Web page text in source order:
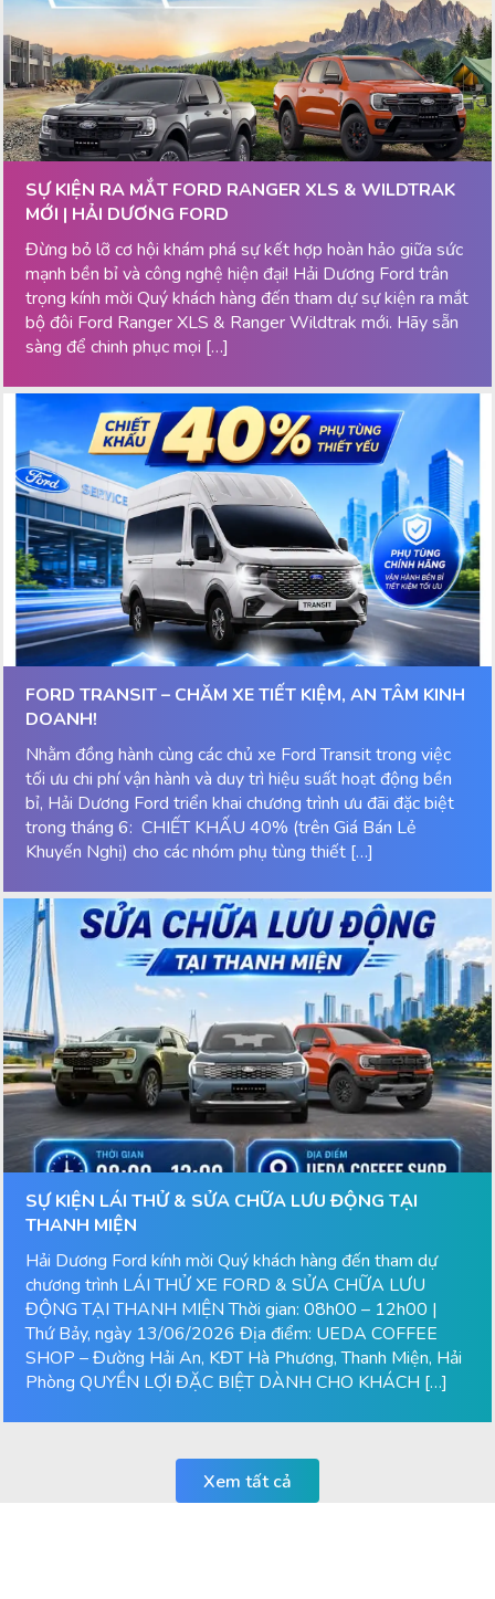
SỰ KIỆN RA MẮT FORD RANGER XLS & WILDTRAK
MỚI | HẢI DƯƠNG FORD
Đừng bỏ lỡ cơ hội khám phá sự kết hợp hoàn hảo giữa sức
mạnh bền bỉ và công nghệ hiện đại! Hải Dương Ford trân
trọng kính mời Quý khách hàng đến tham dự sự kiện ra mắt
bộ đôi Ford Ranger XLS & Ranger Wildtrak mới. Hãy sẵn
sàng để chinh phục mọi […]
FORD TRANSIT – CHĂM XE TIẾT KIỆM, AN TÂM KINH
DOANH!
Nhằm đồng hành cùng các chủ xe Ford Transit trong việc
tối ưu chi phí vận hành và duy trì hiệu suất hoạt động bền
bỉ, Hải Dương Ford triển khai chương trình ưu đãi đặc biệt
trong tháng 6: CHIẾT KHẤU 40% (trên Giá Bán Lẻ
Khuyến Nghị) cho các nhóm phụ tùng thiết […]
SỰ KIỆN LÁI THỬ & SỬA CHỮA LƯU ĐỘNG TẠI
THANH MIỆN
Hải Dương Ford kính mời Quý khách hàng đến tham dự
chương trình LÁI THỬ XE FORD & SỬA CHỮA LƯU
ĐỘNG TẠI THANH MIỆN Thời gian: 08h00 – 12h00 |
Thứ Bảy, ngày 13/06/2026 Địa điểm: UEDA COFFEE
SHOP – Đường Hải An, KĐT Hà Phương, Thanh Miện, Hải
Phòng QUYỀN LỢI ĐẶC BIỆT DÀNH CHO KHÁCH […]
Xem tất cả